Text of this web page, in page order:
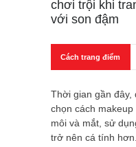
chơi trội khi
với son đậm
Cách trang điểm
Thời gian gần đây,
chọn cách
môi và mắt, sử
trở nên cá tính hơn.